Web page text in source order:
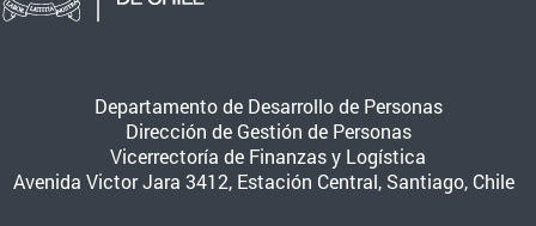
Departamento de Desarrollo de Personas
Dirección de Gestión de Personas
Vicerrectoría de Finanzas y Logística
Avenida Victor Jara 3412, Estación Central, Santiago, Chile